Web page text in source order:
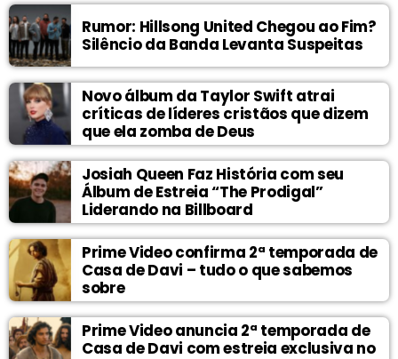
Rumor: Hillsong United Chegou ao Fim?
Silêncio da Banda Levanta Suspeitas
Novo álbum da Taylor Swift atrai
críticas de líderes cristãos que dizem
que ela zomba de Deus
Josiah Queen Faz História com seu
Álbum de Estreia “The Prodigal”
Liderando na Billboard
Prime Video confirma 2ª temporada de
Casa de Davi – tudo o que sabemos
sobre
Prime Video anuncia 2ª temporada de
Casa de Davi com estreia exclusiva no